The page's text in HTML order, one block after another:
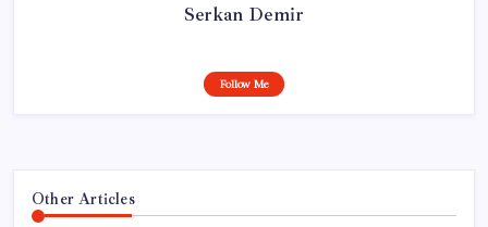
Serkan Demir
Follow Me
Other Articles